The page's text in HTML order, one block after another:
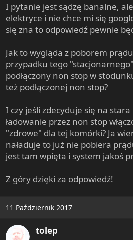
I pytanie jest sądzę banalne,
elektryce i nie chce mi się
się zna to odpowiedź pewnie
Jak to wygląda z poborem
przypadku tego
podłączony non stop w
też podłączonej non stop?
I czy jeśli zdecyduje się na
ładowanie przez non stop
"zdrowe" dla tej komórki? Ja
naładuje to już nie pobiera
jest tam wpięta i system jakoś
Z góry dzięki za odpowiedź!
11 Październik 2017
tolep